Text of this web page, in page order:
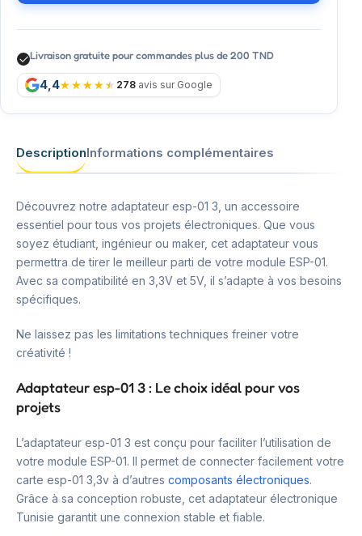
Livraison gratuite pour commandes plus de 200 TND
4,4 278 avis sur Google
DescriptionInformations complémentaires
Découvrez notre adaptateur esp-01 3, un accessoire
essentiel pour tous vos projets électroniques. Que vous
soyez étudiant, ingénieur ou maker, cet adaptateur vous
permettra de tirer le meilleur parti de votre module ESP-01.
Avec sa compatibilité en 3,3V et 5V, il s’adapte à vos besoins
spécifiques.
Ne laissez pas les limitations techniques freiner votre
créativité !
Adaptateur esp-01 3 : Le choix idéal pour vos
projets
L’adaptateur esp-01 3 est conçu pour faciliter l’utilisation de
votre module ESP-01. Il permet de connecter facilement votre
carte esp-01 3,3v à d’autres composants électroniques.
Grâce à sa conception robuste, cet adaptateur électronique
Tunisie garantit une connexion stable et fiable.